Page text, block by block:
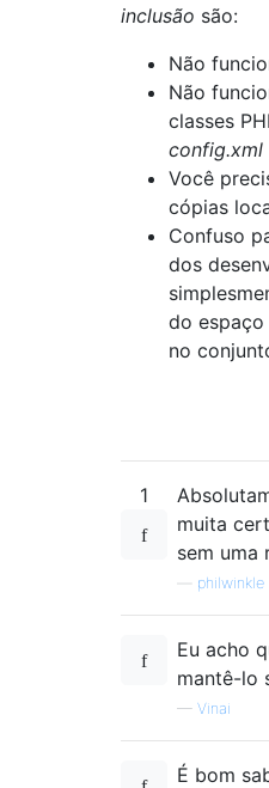
inclusão são:
Não
Não
classes
config.xml
Você
cópias
Confuso
dos
do
no
1
muita
sem uma
philwinkle
Eu acho
mantê-lo
— Vinai
É bom